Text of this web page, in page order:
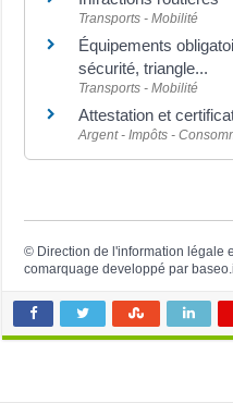
Transports - Mobilité
Équipements
sécurité, triangle...
Transports - Mobilité
Attestation et
Argent - Impôts -
© Direction de l'information légale
comarquage developpé par